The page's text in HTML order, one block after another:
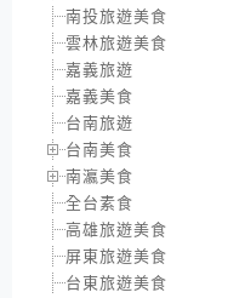
南投旅遊美食
雲林旅遊美食
嘉義旅遊
嘉義美食
台南旅遊
台南美食
南瀛美食
全台素食
高雄旅遊美食
屏東旅遊美食
台東旅遊美食